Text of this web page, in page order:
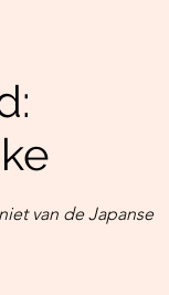
van de Japanse